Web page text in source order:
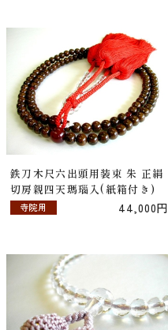
鉄刀木尺六出頭用装束 朱 正絹
切房親四天瑪瑙入(紙箱付き)
44,000円
寺院用